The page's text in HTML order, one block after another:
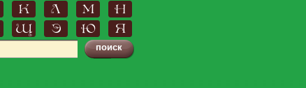
К Л М
Н
Щ Э Ю Я